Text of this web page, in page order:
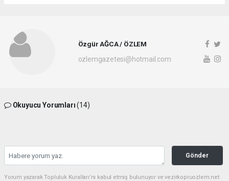
Özgür AĞCA / ÖZLEM
ozlemgazetesi@hotmail.com
Okuyucu Yorumları(14)
Gönder
Yorum yazarak Topluluk Kuralları’nı kabul etmiş bulunuyor ve vezirkopruozlem.net